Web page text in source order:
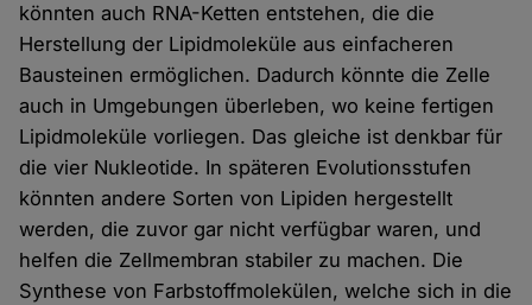
könnten auch RNA-Ketten entstehen, die die
Herstellung der Lipidmoleküle aus einfacheren
Bausteinen ermöglichen. Dadurch könnte die Zelle
auch in Umgebungen überleben, wo keine fertigen
Lipidmoleküle vorliegen. Das gleiche ist denkbar für
die vier Nukleotide. In späteren Evolutionsstufen
könnten andere Sorten von Lipiden hergestellt
werden, die zuvor gar nicht verfügbar waren, und
helfen die Zellmembran stabiler zu machen. Die
Synthese von Farbstoffmolekülen, welche sich in die